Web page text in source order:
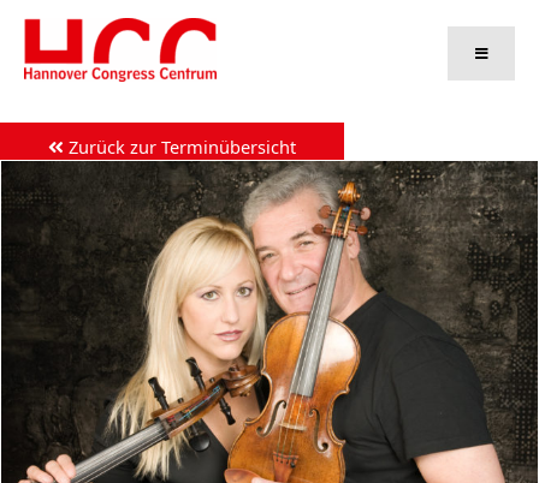
springen
Zurück zur Terminübersicht